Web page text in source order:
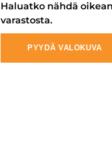
Haluatko nähdä
varastosta.
PYYDÄ VALOKUVA